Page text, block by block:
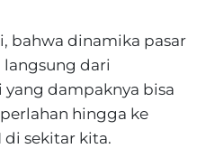
bahwa dinamika pasar
langsung dari
dampaknya bisa
hingga ke
sekitar kita.